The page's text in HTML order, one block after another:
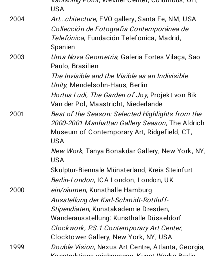
USA
2004
Art...chitecture, EVO gallery, Santa Fe, NM, USA
Collección de Fotografia Contemporánea de
Telefónica, Fundación Telefonica, Madrid,
Spanien
2003
Uma Nova Geometria, Galeria Fortes Vilaça, Sao
Paulo, Brasilien
The Invisible and the Visible as an Indivisible
Unity, Mendelsohn-Haus, Berlin
Hortus Ludi, The Garden of Joy, Projekt von Bik
Van der Pol, Maastricht, Niederlande
2001
Best of the Season: Selected Highlights from the
2000-2001 Manhattan Gallery Season, The Aldrich
Museum of Contemporary Art, Ridgefield, CT,
USA
New Work, Tanya Bonakdar Gallery, New York, NY,
USA
Skulptur-Biennale Münsterland, Kreis Steinfurt
Berlin-London, ICA London, London, UK
2000
ein/räumen, Kunsthalle Hamburg
Ausstellung der Karl-Schmidt-Rottluff-
Stipendiaten, Kunstakademie Dresden,
Wanderausstellung: Kunsthalle Düsseldorf
Clockwork, P.S.1 Contemporary Art Center,
Clocktower Gallery, New York, NY, USA
1999
Double Vision, Nexus Art Centre, Atlanta, Georgia,